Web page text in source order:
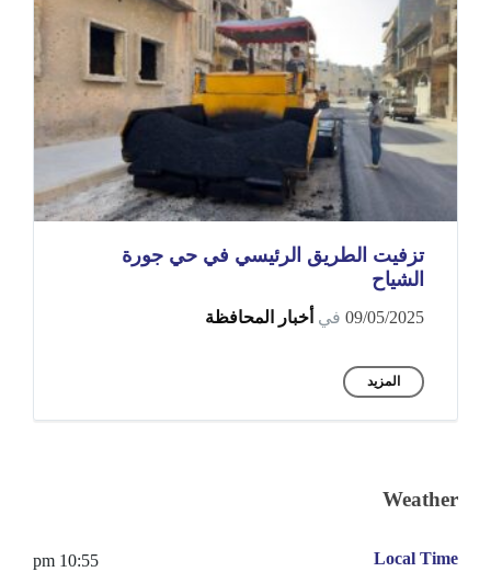
تزفيت الطريق الرئيسي في حي جورة
الشياح
09/05/2025 في أخبار المحافظة
المزيد
Weather
Local Time
10:55 pm